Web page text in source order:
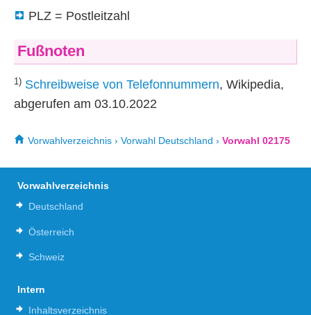
PLZ = Postleitzahl
Fußnoten
1) Schreibweise von Telefonnummern, Wikipedia,
abgerufen am 03.10.2022
Vorwahlverzeichnis › Vorwahl Deutschland › Vorwahl 02175
Vorwahlverzeichnis
Deutschland
Österreich
Schweiz
Intern
Inhaltsverzeichnis